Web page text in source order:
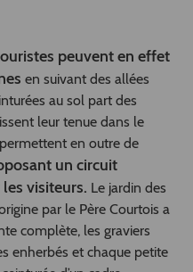
peuvent en effet
en suivant des allées
au sol part des
leur tenue dans le
en outre de
un circuit
visiteurs. Le jardin des
par le Père Courtois a
complète, les graviers
enherbés et chaque petite